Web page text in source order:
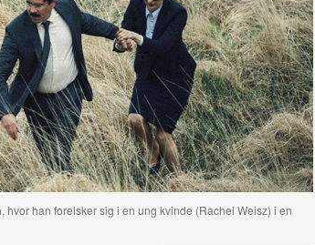
han forelsker sig i en ung kvinde (Rachel Weisz) i en